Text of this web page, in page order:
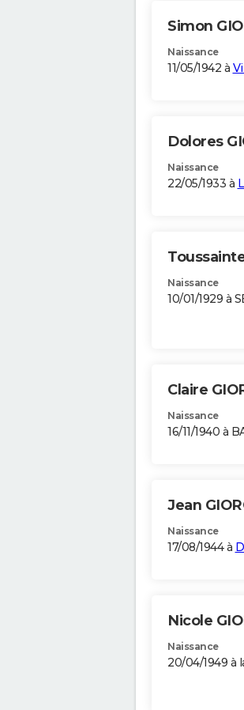
Simon
Naissance
11/05/1942 à
Dolores
Naissance
22/05/1933 à
Naissance
10/01/1929 à
Claire
Naissance
16/11/1940 à
Jean
Naissance
17/08/1944 à
Nicole
Naissance
20/04/1949 à